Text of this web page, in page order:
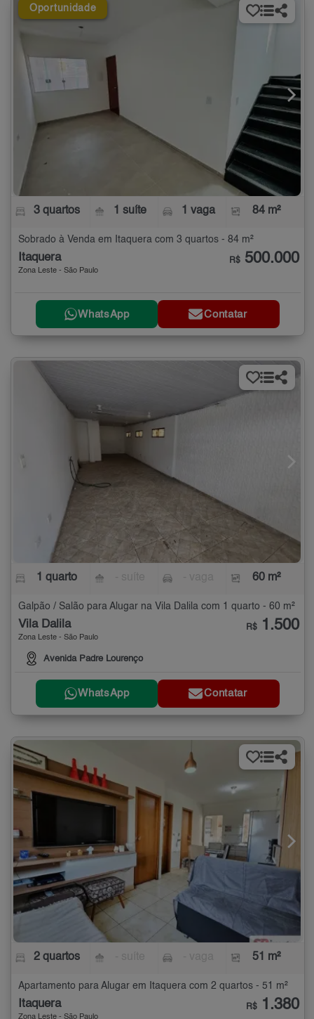
Oportunidade
3 quartos 1 suíte 1 vaga 84 m²
Sobrado à Venda em Itaquera com 3 quartos - 84 m²
Itaquera
Zona Leste - São Paulo
R$ 500.000
WhatsApp Contatar
1 quarto 60 m²
Galpão / Salão para Alugar na Vila Dalila com 1 quarto - 60 m²
Vila Dalila
Zona Leste - São Paulo
Avenida Padre Lourenço
R$ 1.500
WhatsApp Contatar
2 quartos 51 m²
Apartamento para Alugar em Itaquera com 2 quartos - 51 m²
Itaquera
Zona Leste - São Paulo
R$ 1.380